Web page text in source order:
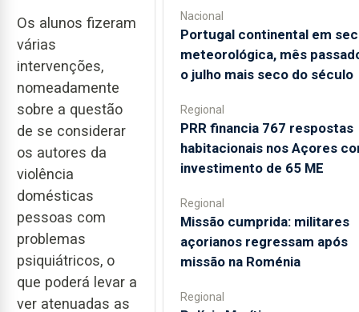
Os alunos fizeram
várias
intervenções,
nomeadamente
sobre a questão
de se considerar
os autores da
violência
domésticas
pessoas com
problemas
psiquiátricos, o
que poderá levar a
ver atenuadas as
Nacional
Portugal continental em
meteorológica, mês
o julho mais seco do século
Regional
PRR financia 767 respostas
habitacionais nos Açores
investimento de 65 ME
Regional
Missão cumprida: militares
açorianos regressam após
missão na Roménia
Regional